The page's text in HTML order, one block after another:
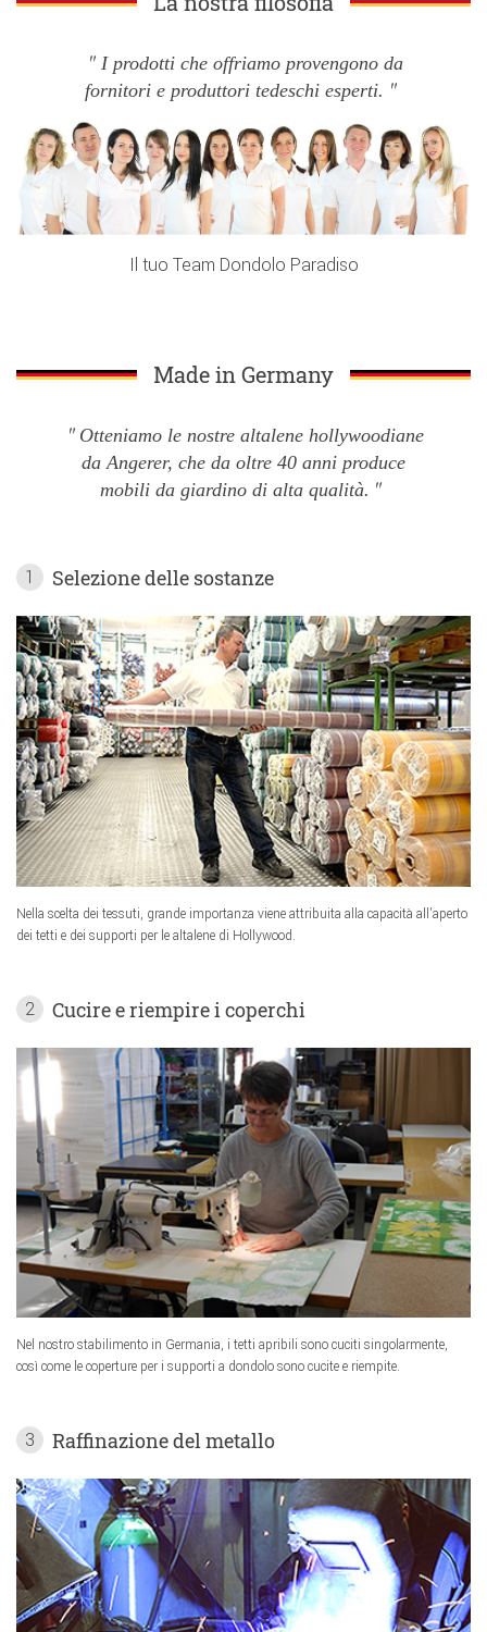
I prodotti che offriamo provengono da
fornitori e produttori tedeschi esperti.
Il tuo Team Dondolo Paradiso
Made in Germany
Otteniamo le nostre altalene hollywoodiane
da Angerer, che da oltre 40 anni produce
mobili da giardino di alta qualità.
1 Selezione delle sostanze
Nella scelta dei tessuti, grande importanza viene attribuita alla capacità all'aperto
dei tetti e dei supporti per le altalene di Hollywood.
2 Cucire e riempire i coperchi
Nel nostro stabilimento in Germania, i tetti apribili sono cuciti singolarmente,
così come le coperture per i supporti a dondolo sono cucite e riempite.
3 Raffinazione del metallo